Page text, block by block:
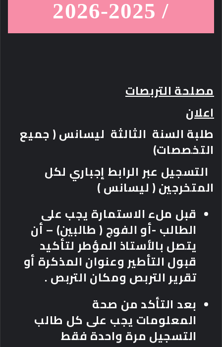
/ 2025-2026
مصلحة التربصات
اعلان
طلبة السنة الثالثة ليسانس ( جميع
التخصصات)
التسجيل عبر الرابط إجباري لكل
المتخرجين ( ليسانس )
قبل ملء الاستمارة يجب على
الطالب -أو الفوج ( طالبين) – أن
يتصل بالأستاذ المؤطر لتأكيد
قبول التأطير وعنوان المذكرة أو
تقرير التربص ومكان التربص.
بعد التأكد من صحة
المعلومات يجب على كل طالب
التسجيل مرة واحدة فقط